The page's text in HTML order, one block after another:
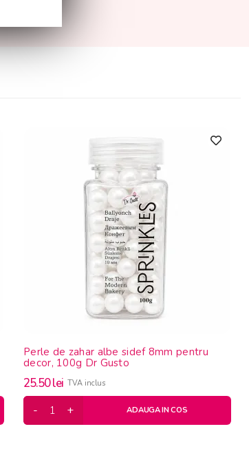
Perle de zahar albe sidef 8mm pentru
decor, 100g Dr Gusto
25.50lei TVA inclus
ADAUGA IN COS